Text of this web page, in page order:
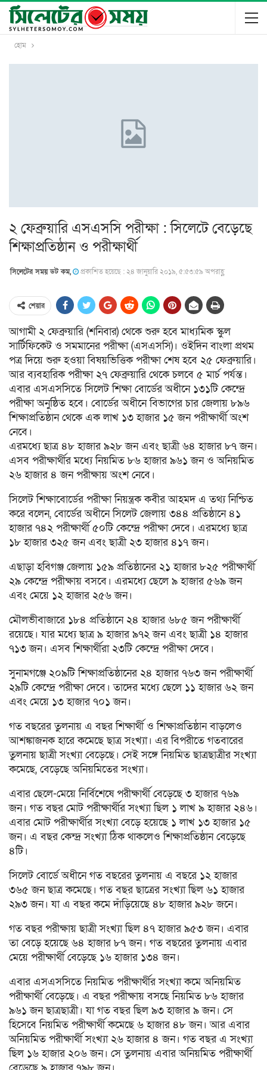
হোম
২ ফেব্রুয়ারি এসএসসি পরীক্ষা : সিলেটে বেড়েছে
শিক্ষাপ্রতিষ্ঠান ও পরীক্ষার্থী
সিলেটের সময় ডট কম, প্রকাশিত হয়েছে : ২৪ জানুয়ারি ২০১৯, ৫:৫৩:৫৯ অপরাহ্ণ
শেয়ার
আগামী ২ ফেব্রুয়ারি (শনিবার) থেকে শুরু হবে মাধ্যমিক স্কুল
সার্টিফিকেট ও সমমানের পরীক্ষা (এসএসসি)। ওইদিন বাংলা প্রথম
পত্র দিয়ে শুরু হওয়া বিষয়ভিত্তিক পরীক্ষা শেষ হবে ২৫ ফেব্রুয়ারি।
আর ব্যবহারিক পরীক্ষা ২৭ ফেব্রুয়ারি থেকে চলবে ৫ মার্চ পর্যন্ত।
এবার এসএসসিতে সিলেট শিক্ষা বোর্ডের অধীনে ১৩১টি কেন্দ্রে
পরীক্ষা অনুষ্ঠিত হবে। বোর্ডের অধীনে বিভাগের চার জেলায় ৮৯৬
শিক্ষাপ্রতিষ্ঠান থেকে এক লাখ ১৩ হাজার ১৫ জন পরীক্ষার্থী অংশ
নেবে।
এরমধ্যে ছাত্র ৪৮ হাজার ৯২৮ জন এবং ছাত্রী ৬৪ হাজার ৮৭ জন।
এসব পরীক্ষার্থীর মধ্যে নিয়মিত ৮৬ হাজার ৯৬১ জন ও অনিয়মিত
২৬ হাজার ৪ জন পরীক্ষায় অংশ নেবে।
সিলেট শিক্ষাবোর্ডের পরীক্ষা নিয়ন্ত্রক কবীর আহমদ এ তথ্য নিশ্চিত
করে বলেন, বোর্ডের অধীনে সিলেট জেলায় ৩৪৪ প্রতিষ্ঠানে ৪১
হাজার ৭৪২ পরীক্ষার্থী ৫০টি কেন্দ্রে পরীক্ষা দেবে। এরমধ্যে ছাত্র
১৮ হাজার ৩২৫ জন এবং ছাত্রী ২৩ হাজার ৪১৭ জন।
এছাড়া হবিগঞ্জ জেলায় ১৫৯ প্রতিষ্ঠানের ২১ হাজার ৮২৫ পরীক্ষার্থী
২৯ কেন্দ্রে পরীক্ষায় বসবে। এরমধ্যে ছেলে ৯ হাজার ৫৬৯ জন
এবং মেয়ে ১২ হাজার ২৫৬ জন।
মৌলভীবাজারে ১৮৪ প্রতিষ্ঠানে ২৪ হাজার ৬৮৫ জন পরীক্ষার্থী
রয়েছে। যার মধ্যে ছাত্র ৯ হাজার ৯৭২ জন এবং ছাত্রী ১৪ হাজার
৭১৩ জন। এসব শিক্ষার্থীরা ২৩টি কেন্দ্রে পরীক্ষা দেবে।
সুনামগঞ্জে ২০৯টি শিক্ষাপ্রতিষ্ঠানের ২৪ হাজার ৭৬৩ জন পরীক্ষার্থী
২৯টি কেন্দ্রে পরীক্ষা দেবে। তাদের মধ্যে ছেলে ১১ হাজার ৬২ জন
এবং মেয়ে ১৩ হাজার ৭০১ জন।
গত বছরের তুলনায় এ বছর শিক্ষার্থী ও শিক্ষাপ্রতিষ্ঠান বাড়লেও
আশঙ্কাজনক হারে কমেছে ছাত্র সংখ্যা। এর বিপরীতে গতবারের
তুলনায় ছাত্রী সংখ্যা বেড়েছে। সেই সঙ্গে নিয়মিত ছাত্রছাত্রীর সংখ্যা
কমেছে, বেড়েছে অনিয়মিতের সংখ্যা।
এবার ছেলে-মেয়ে নির্বিশেষে পরীক্ষার্থী বেড়েছে ৩ হাজার ৭৬৯
জন। গত বছর মোট পরীক্ষার্থীর সংখ্যা ছিল ১ লাখ ৯ হাজার ২৪৬।
এবার মোট পরীক্ষার্থীর সংখ্যা বেড়ে হয়েছে ১ লাখ ১৩ হাজার ১৫
জন। এ বছর কেন্দ্র সংখ্যা ঠিক থাকলেও শিক্ষাপ্রতিষ্ঠান বেড়েছে
৪টি।
সিলেট বোর্ডে অধীনে গত বছরের তুলনায় এ বছরে ১২ হাজার
৩৬৫ জন ছাত্র কমেছে। গত বছর ছাত্রের সংখ্যা ছিল ৬১ হাজার
২৯৩ জন। যা এ বছর কমে দাঁড়িয়েছে ৪৮ হাজার ৯২৮ জনে।
গত বছর পরীক্ষায় ছাত্রী সংখ্যা ছিল ৪৭ হাজার ৯৫৩ জন। এবার
তা বেড়ে হয়েছে ৬৪ হাজার ৮৭ জন। গত বছরের তুলনায় এবার
মেয়ে পরীক্ষার্থী বেড়েছে ১৬ হাজার ১৩৪ জন।
এবার এসএসসিতে নিয়মিত পরীক্ষার্থীর সংখ্যা কমে অনিয়মিত
পরীক্ষার্থী বেড়েছে। এ বছর পরীক্ষায় বসছে নিয়মিত ৮৬ হাজার
৯৬১ জন ছাত্রছাত্রী। যা গত বছর ছিল ৯৩ হাজার ৯ জন। সে
হিসেবে নিয়মিত পরীক্ষার্থী কমেছে ৬ হাজার ৪৮ জন। আর এবার
অনিয়মিত পরীক্ষার্থী সংখ্যা ২৬ হাজার ৪ জন। গত বছর এ সংখ্যা
ছিল ১৬ হাজার ২০৬ জন। সে তুলনায় এবার অনিয়মিত পরীক্ষার্থী